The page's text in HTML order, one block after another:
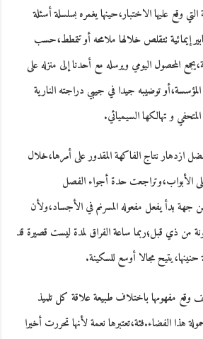
وقع عليها الاختبار،حينها يغمره بسلسلة أسئلة
إيمائية تتقلص خلالها ملامحه أو تتمطط،حسب
المحصول اليومي ويرسله مع أحدنا إلى منزله على
توضيبه جيدا في جيبي دراجته النارية
و تهالكها السيميائي.
ازدهار نتاج الفاكهة المقدور على أمرها،خلال
حدة أجواء الفصل
جهة بدأ يفعل مفعوله المسرنم في الأجساد،ولأن
من ذي قبل؛ربما ساعة الفراق لمدة ليست قصيرة قد
مجالا أوسع للسكينة.
وقع مفهومها باختلاف طبيعة علاقة كل تلميذ
هذا الفضاء.فئة،تعتبرها نعمة لأنها تحررت أخيرا